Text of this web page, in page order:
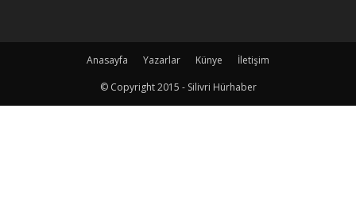
Anasayfa Yazarlar Künye
İletişim
© Copyright 2015 - Silivri Hürhaber